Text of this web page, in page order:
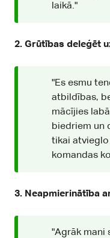
laikā."
2. Grūtības deleģēt
"Es esmu
atbildības,
mācījies
biedriem un
tikai atvieglo
komandas
3. Neapmierinātība
"Agrāk mani